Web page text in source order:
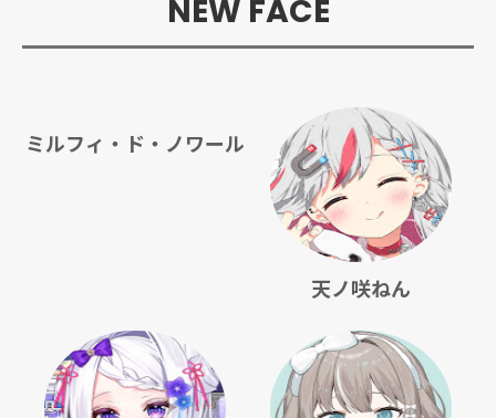
NEW FACE
ミルフィ・ド・ノワール
天ノ咲ねん